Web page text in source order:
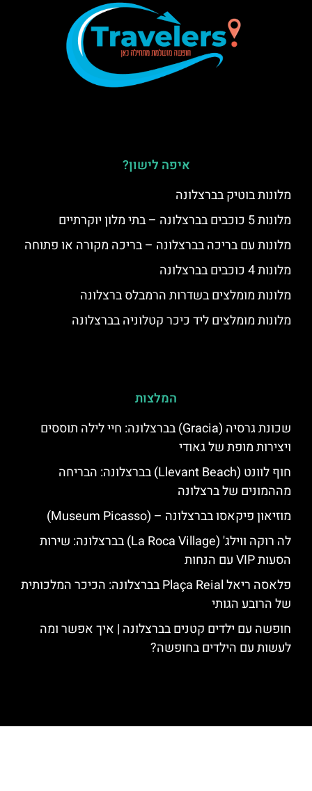
איפה לישון?
מלונות בוטיק בברצלונה
מלונות 5 כוכבים בברצלונה – בתי מלון יוקרתיים
מלונות עם בריכה בברצלונה – בריכה מקורה או פתוחה
מלונות 4 כוכבים בברצלונה
מלונות מומלצים בשדרות הרמבלס ברצלונה
מלונות מומלצים ליד כיכר קטלוניה בברצלונה
המלצות
שכונת גרסיה (Gracia) בברצלונה: חיי לילה תוססים
ויצירות מופת של גאודי
חוף לוונט (Llevant Beach) בברצלונה: הבריחה
מההמונים של ברצלונה
מוזיאון פיקאסו בברצלונה – (Museum Picasso)
לה רוקה ווילג' (La Roca Village) בברצלונה: שירות
הסעות VIP עם הנחות
פלאסה ריאל Plaça Reial בברצלונה: הכיכר המלכותית
של הרובע הגותי
חופשה עם ילדים קטנים בברצלונה | איך אפשר ומה
לעשות עם הילדים בחופשה?